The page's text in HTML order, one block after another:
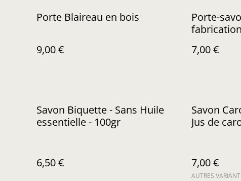
Porte Blaireau en bois
9,00 €
Porte-
7,00 €
Savon Biquette - Sans Huile
essentielle - 100gr
6,50 €
Savon
Jus de
7,00 €
AUTRES